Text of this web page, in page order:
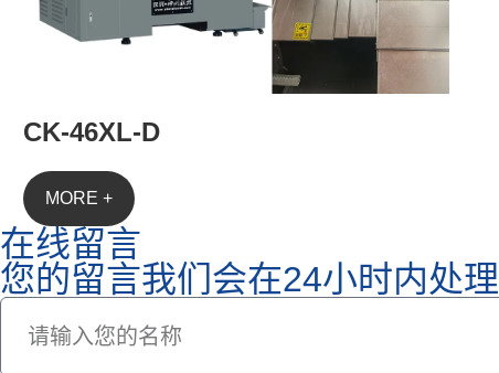
CK-46XL-D
MORE +
在线留言
您的留言我们会在24小时内处理